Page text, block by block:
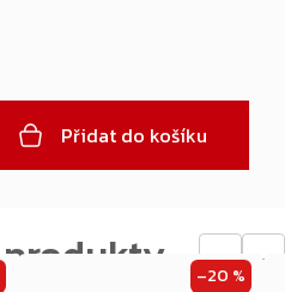
Přidat do košíku
← →
–20 %